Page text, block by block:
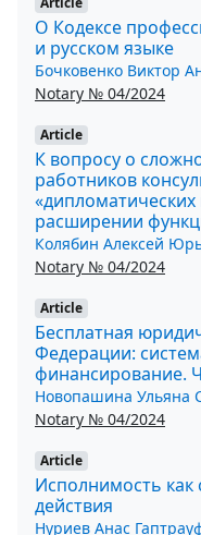
О Кодексе
и русском языке
Бочковенко Виктор
Notary № 04/2024
Article
К вопросу о
работников
расширении
Колябин Алексей
Notary № 04/2024
Article
Бесплатная
Федерации:
финансирование.
Новопашина Ульяна
Notary № 04/2024
Article
Исполнимость как
действия
Нуриев Анас